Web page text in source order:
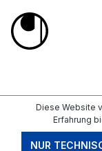
Diese Website
Erfahrung
NUR